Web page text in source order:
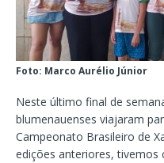
Foto: Marco Aurélio Júnior
Neste último final de
blumenauenses viajaram
Campeonato Brasileiro de
edições anteriores, tivemos